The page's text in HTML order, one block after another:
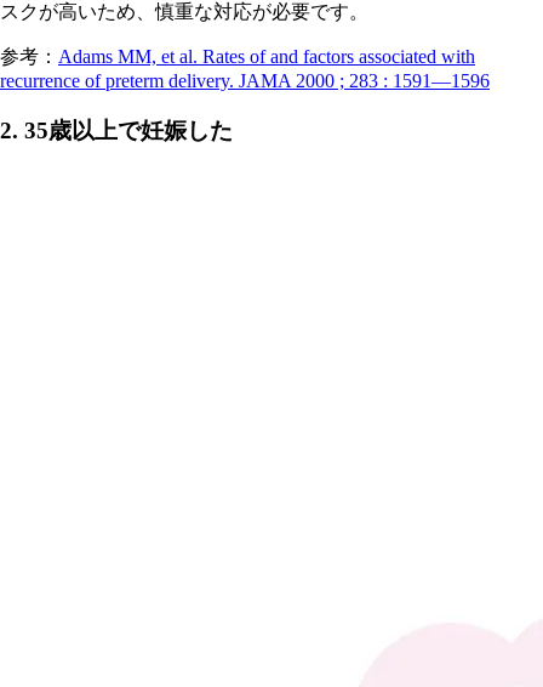
スクが高いため、慎重な対応が必要です。
参考： Adams MM, et al. Rates of and factors associated with
recurrence of preterm delivery. JAMA 2000 ; 283 : 1591―1596
2. 35歳以上で妊娠した